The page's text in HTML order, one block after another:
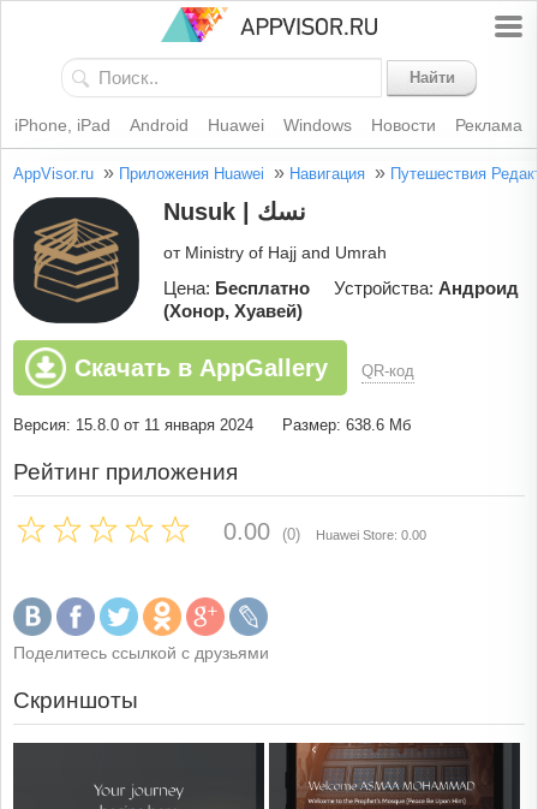
Найти
iPhone, iPad Android Huawei Windows Новости Реклама
AppVisor.ru » Приложения Huawei » Навигация » Путешествия
Nusuk | نسك
от Ministry of Hajj and Umrah
Цена: Бесплатно Устройства: Андроид
(Хонор, Хуавей)
Скачать в AppGallery QR-код
Версия: 15.8.0 от 11 января 2024 Размер: 638.6 Мб
Рейтинг приложения
0.00 (0) Huawei Store: 0.00
Поделитесь ссылкой с друзьями
Скриншоты